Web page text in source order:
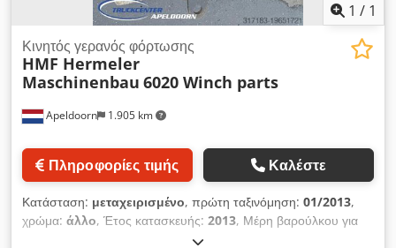
1 / 1
Apeldoorn 1.905 km
Κινητός γερανός φόρτωσης
HMF Hermeler
Maschinenbau 6020 Winch parts
Πληροφορίες τιμής Καλέστε
Κατάσταση: μεταχειρισμένο, πρώτη ταξινόμηση: 01/2013,
χρώμα: άλλο, Έτος κατασκευής: 2013, Μέρη βαρούλκου για
HMF 6020 με jib = Πληροφορίες εταιρείας = Τραπεζικά